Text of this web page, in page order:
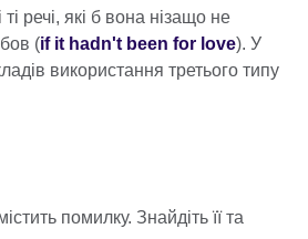
речі, які б вона нізащо не
(if it hadn't been for love). У
використання третього типу
помилку. Знайдіть її та